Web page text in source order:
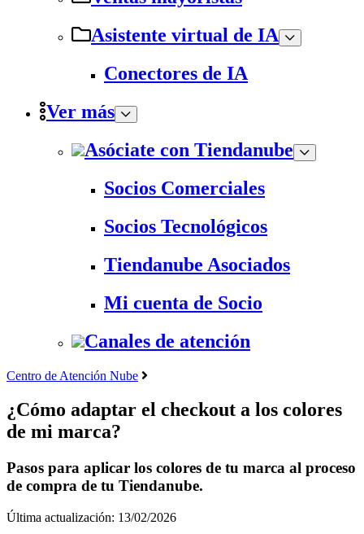
Asistente virtual de IA
Conectores de IA
Ver más
Asóciate con Tiendanube
Socios Comerciales
Socios Tecnológicos
Tiendanube Asociados
Mi cuenta de Socio
Canales de atención
Centro de Atención Nube
¿Cómo adaptar el checkout a los colores
de mi marca?
Pasos para aplicar los colores de tu marca al proceso
de compra de tu Tiendanube.
Última actualización: 13/02/2026